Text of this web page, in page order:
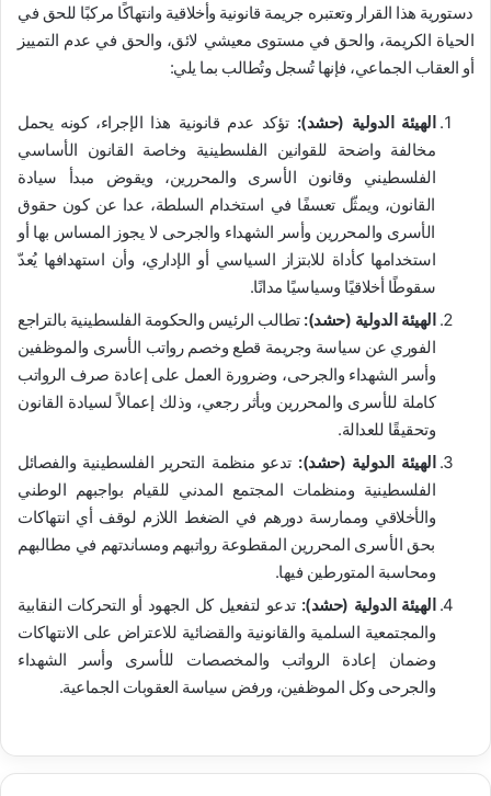
دستورية هذا القرار وتعتبره جريمة قانونية وأخلاقية وانتهاكًا مركبًا للحق في
الحياة الكريمة، والحق في مستوى معيشي لائق، والحق في عدم التمييز
أو العقاب الجماعي، فإنها تُسجل وتُطالب بما يلي:
الهيئة الدولية (حشد): تؤكد عدم قانونية هذا الإجراء، كونه يحمل
مخالفة واضحة للقوانين الفلسطينية وخاصة القانون الأساسي
الفلسطيني وقانون الأسرى والمحررين، ويقوض مبدأ سيادة
القانون، ويمثّل تعسفًا في استخدام السلطة، عدا عن كون حقوق
الأسرى والمحررين وأسر الشهداء والجرحى لا يجوز المساس بها أو
استخدامها كأداة للابتزاز السياسي أو الإداري، وأن استهدافها يُعدّ
سقوطًا أخلاقيًا وسياسيًا مدانًا.
الهيئة الدولية (حشد): تطالب الرئيس والحكومة الفلسطينية بالتراجع
الفوري عن سياسة وجريمة قطع وخصم رواتب الأسرى والموظفين
وأسر الشهداء والجرحى، وضرورة العمل على إعادة صرف الرواتب
كاملة للأسرى والمحررين وبأثر رجعي، وذلك إعمالاً لسيادة القانون
وتحقيقًا للعدالة.
الهيئة الدولية (حشد): تدعو منظمة التحرير الفلسطينية والفصائل
الفلسطينية ومنظمات المجتمع المدني للقيام بواجبهم الوطني
والأخلاقي وممارسة دورهم في الضغط اللازم لوقف أي انتهاكات
بحق الأسرى المحررين المقطوعة رواتبهم ومساندتهم في مطالبهم
ومحاسبة المتورطين فيها.
الهيئة الدولية (حشد): تدعو لتفعيل كل الجهود أو التحركات النقابية
والمجتمعية السلمية والقانونية والقضائية للاعتراض على الانتهاكات
وضمان إعادة الرواتب والمخصصات للأسرى وأسر الشهداء
والجرحى وكل الموظفين، ورفض سياسة العقوبات الجماعية.